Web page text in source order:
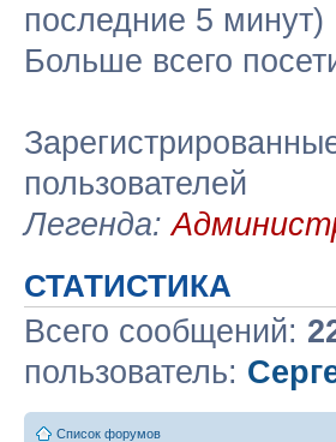
последние 5 минут)
Больше всего
пользователей
Легенда:
СТАТИСТИКА
Всего сообщений:
пользователь:
Список форумов